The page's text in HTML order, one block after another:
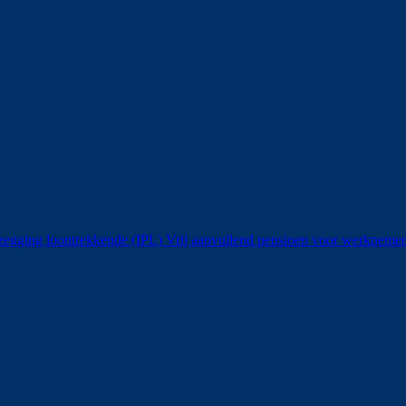
loontrekkende (IPL) Vrij aanvullend pensioen voor